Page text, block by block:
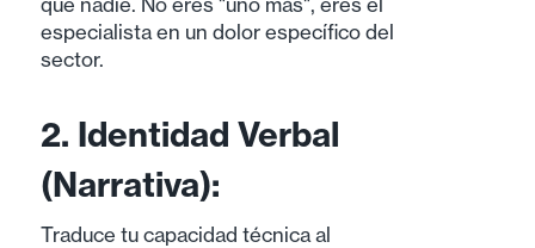
especialista en un dolor específico del
sector.
2. Identidad Verbal
(Narrativa):
Traduce tu capacidad técnica al